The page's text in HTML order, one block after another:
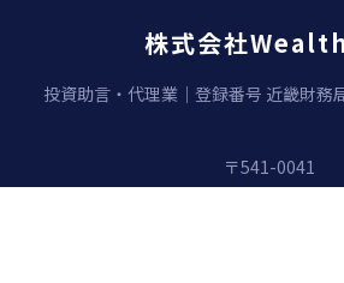
株式会社
投資助言・代理業｜登録番号 近畿財務
〒541-0041